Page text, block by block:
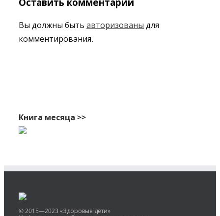
Вы должны быть авторизованы для
комментирования.
Книга месяца >>
© 2015—2023 «Здоровые дети»